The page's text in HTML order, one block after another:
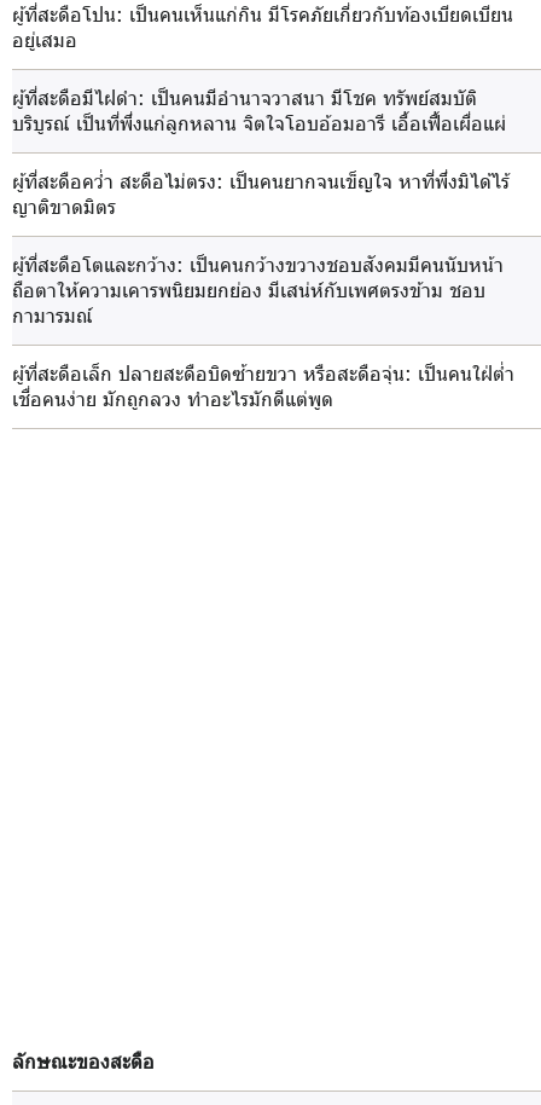
ผู้ที่สะดือโปน: เป็นคนเห็นแก่กิน มีโรคภัยเกี่ยวกับท้องเบียดเบียน
อยู่เสมอ
ผู้ที่สะดือมีไฝดำ: เป็นคนมีอำนาจวาสนา มีโชค ทรัพย์สมบัติ
บริบูรณ์ เป็นที่พึ่งแก่ลูกหลาน จิตใจโอบอ้อมอารี เอื้อเฟื้อเผื่อแผ่
ผู้ที่สะดือคว่ำ สะดือไม่ตรง: เป็นคนยากจนเข็ญใจ หาที่พึ่งมิได้ไร้
ญาติขาดมิตร
ผู้ที่สะดือโตและกว้าง: เป็นคนกว้างขวางชอบสังคมมีคนนับหน้า
ถือตาให้ความเคารพนิยมยกย่อง มีเสน่ห์กับเพศตรงข้าม ชอบ
กามารมณ์
ผู้ที่สะดือเล็ก ปลายสะดือบิดซ้ายขวา หรือสะดือจุ่น: เป็นคนใฝ่ต่ำ
เชื่อคนง่าย มักถูกลวง ทำอะไรมักดีแต่พูด
ลักษณะของสะดือ